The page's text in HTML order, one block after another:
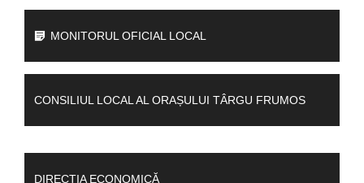
MONITORUL OFICIAL LOCAL
CONSILIUL LOCAL AL ORAȘULUI TÂRGU FRUMOS
DIRECȚIA ECONOMICĂ